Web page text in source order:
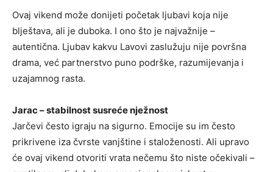
Ovaj vikend može donijeti početak ljubavi koja nije
blještava, ali je duboka. I ono što je najvažnije –
autentična. Ljubav kakvu Lavovi zaslužuju nije površna
drama, već partnerstvo puno podrške, razumijevanja i
uzajamnog rasta.
Jarac – stabilnost susreće nježnost
Jarčevi često igraju na sigurno. Emocije su im često
prikrivene iza čvrste vanjštine i staloženosti. Ali upravo
će ovaj vikend otvoriti vrata nečemu što niste očekivali –